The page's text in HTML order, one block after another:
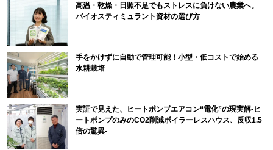
高温・乾燥・日照不足でもストレスに負けない農業へ。
バイオスティミュラント資材の選び方
手をかけずに自動で管理可能！小型・低コストで始める
水耕栽培
実証で見えた、ヒートポンプエアコン“電化”の現実解-ヒ
ートポンプのみのCO2削減ボイラーレスハウス、反収1.5
倍の驚異-